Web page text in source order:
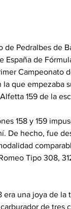
de Pedralbes de
España de
Campeonato
la que empezaba
159 de la
158 y 159
De hecho, fue
Tipo 308,
era una joya de
de tres